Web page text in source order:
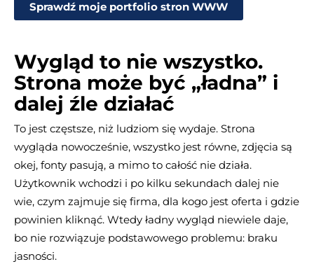
Sprawdź moje portfolio stron WWW
Wygląd to nie wszystko.
Strona może być „ładna” i
dalej źle działać
To jest częstsze, niż ludziom się wydaje. Strona
wygląda nowocześnie, wszystko jest równe, zdjęcia są
okej, fonty pasują, a mimo to całość nie działa.
Użytkownik wchodzi i po kilku sekundach dalej nie
wie, czym zajmuje się firma, dla kogo jest oferta i gdzie
powinien kliknąć. Wtedy ładny wygląd niewiele daje,
bo nie rozwiązuje podstawowego problemu: braku
jasności.